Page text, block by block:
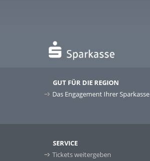
GUT FÜR DIE REGION
Das Engagement Ihrer Sparkasse
SERVICE
Tickets weitergeben